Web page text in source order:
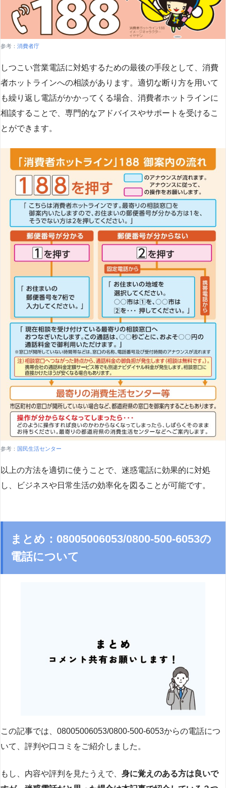
参考： 消費者庁
しつこい営業電話に対処するための最後の手段として、消費
者ホットラインへの相談があります。適切な断り方を用いて
も繰り返し電話がかかってくる場合、消費者ホットラインに
相談することで、専門的なアドバイスやサポートを受けるこ
とができます​​。
参考： 国民生活センター
以上の方法を適切に使うことで、迷惑電話に効果的に対処
し、ビジネスや日常生活の効率化を図ることが可能です。
まとめ：08005006053/0800-500-6053の
電話について
この記事では、08005006053/0800-500-6053からの電話につ
いて、評判や口コミをご紹介しました。
もし、内容や評判を見たうえで、 身に覚えのある方は良いで